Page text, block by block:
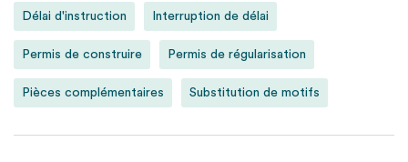
Délai d'instruction Interruption de délai
Permis de construire Permis de régularisation
Pièces complémentaires Substitution de motifs